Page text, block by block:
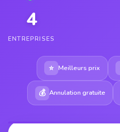
4
ENTREPRISES
⭐ Meilleurs prix
💰 Annulation gratuite